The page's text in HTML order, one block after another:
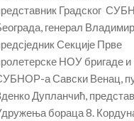
Градског
генерал
Секције Прве
НОУ бригаде
а Савски Венац,
Дупланчић,
бораца 8.